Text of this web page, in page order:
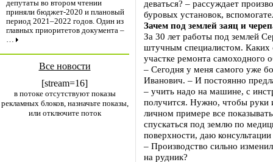
депутаты во втором чтении
приняли бюджет-2020 и плановый
период 2021–2022 годов. Один из
главных приоритетов документа –
…
Все новости
[stream=16]
в потоке отсутствуют показы
рекламных блоков, назначьте показы,
или отключите поток
деваться? – рассуждает
буровых установок,
Зачем под землей заяц и
За 30 лет работы под землей
штучным специалистом.
участке ремонта самоходного
– Сегодня у меня самого уже
Иванович. – И постоянно
– учить надо на машине, с
получится. Нужно, чтобы руки
личном примере все
спускаться под землю по
поверхности, даю
– Производство сильно
на рудник?